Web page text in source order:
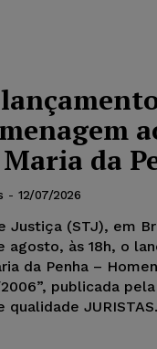
da
- 12/07/2026
Justiça (STJ), em
agosto, às 18h, o
da Penha –
publicada
JURISTAS.